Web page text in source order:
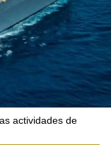
actividades de